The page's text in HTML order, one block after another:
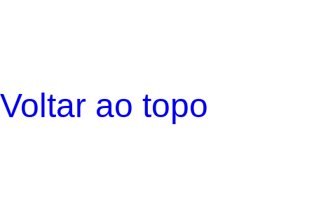
Voltar ao topo